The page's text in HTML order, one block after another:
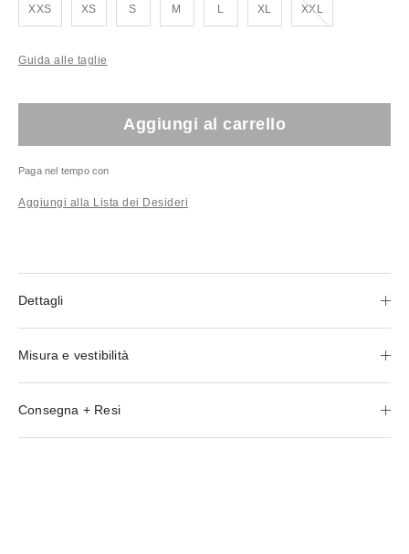
XXS XS S M L XL XXLEsaurito!
Guida alle taglie
Aggiungi al carrello
Paga nel tempo con
Aggiungi alla Lista dei Desideri
Dettagli
Misura e vestibilità
Consegna + Resi